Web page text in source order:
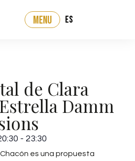
MENU ES
de Clara
Damm
- 23:30
es una propuesta